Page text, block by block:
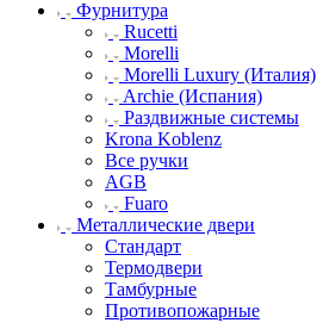
Фурнитура
Rucetti
Morelli
Morelli Luxury (Италия)
Archie (Испания)
Раздвижные системы
Krona Koblenz
Все ручки
AGB
Fuaro
Металлические двери
Стандарт
Термодвери
Тамбурные
Противопожарные